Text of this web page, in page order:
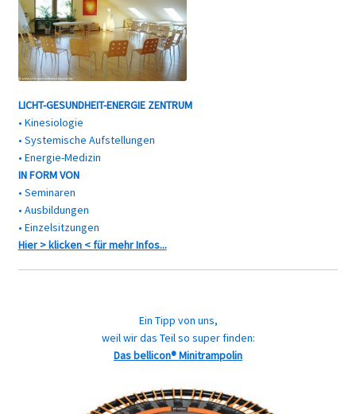
LICHT-GESUNDHEIT-ENERGIE ZENTRUM
• Kinesiologie
• Systemische Aufstellungen
• Energie-Medizin
IN FORM VON
• Seminaren
• Ausbildungen
• Einzelsitzungen
Hier > klicken < für mehr Infos...
Ein Tipp von uns,
weil wir das Teil so super finden:
Das bellicon® Minitrampolin